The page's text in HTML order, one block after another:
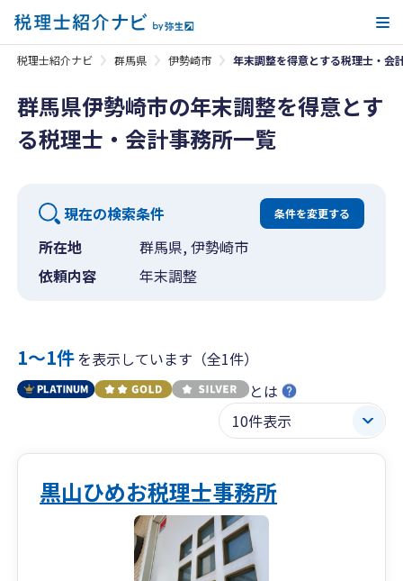
税理士紹介ナビ 群馬県 伊勢崎市 年末調整を得意とする税理士・会
群馬県伊勢崎市の年末調整を得意とす
る税理士・会計事務所一覧
現在の検索条件 条件を変更する
所在地
群馬県, 伊勢崎市
依頼内容
年末調整
1〜1件を表示しています（全1件）
とは
黒山ひめお税理士事務所